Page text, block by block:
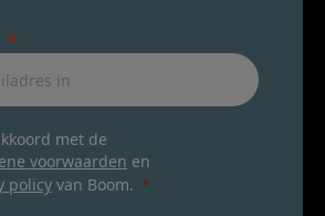
met de
voorwaarden en
policy van Boom.